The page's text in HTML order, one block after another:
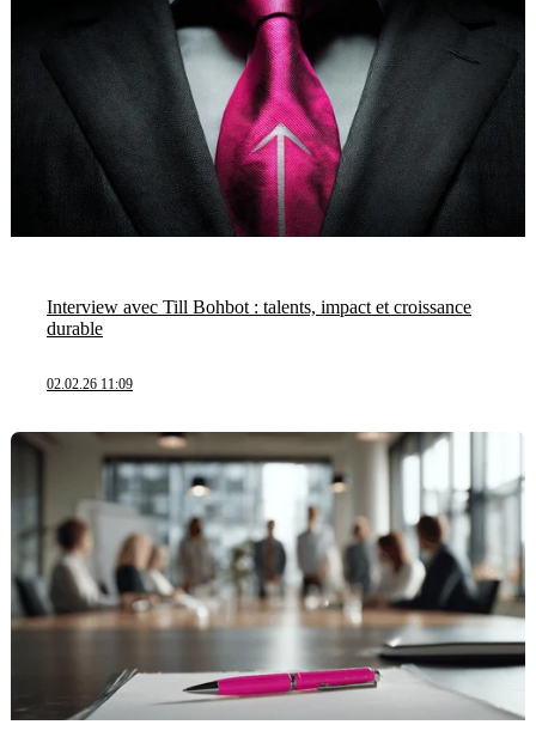
Interview avec Till Bohbot : talents, impact et croissance
durable
02.02.26 11:09